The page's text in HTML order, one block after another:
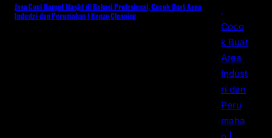
Jasa Cuci Karpet Masjid di Bekasi Profesional, Cocok Buat Area
Industri dan Perumahan | Kenzo Cleaning